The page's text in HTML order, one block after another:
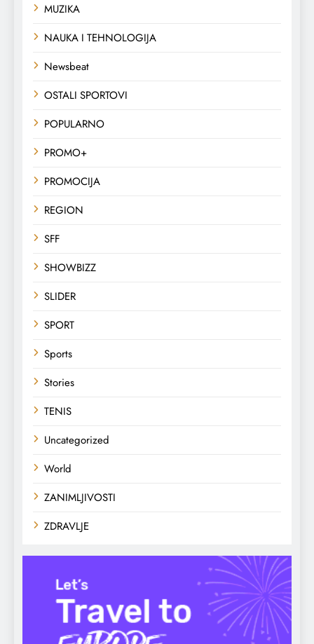
MUZIKA
NAUKA I TEHNOLOGIJA
Newsbeat
OSTALI SPORTOVI
POPULARNO
PROMO+
PROMOCIJA
REGION
SFF
SHOWBIZZ
SLIDER
SPORT
Sports
Stories
TENIS
Uncategorized
World
ZANIMLJIVOSTI
ZDRAVLJE